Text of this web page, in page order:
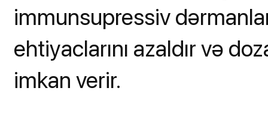
immunsupressiv
ehtiyaclarını azaldır və
imkan verir.